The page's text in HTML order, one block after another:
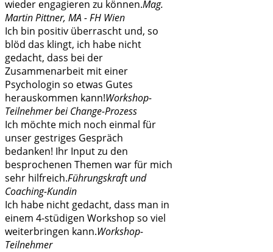
wieder engagieren zu können.Mag.
Martin Pittner, MA - FH Wien
Ich bin positiv überrascht und, so
blöd das klingt, ich habe nicht
gedacht, dass bei der
Zusammenarbeit mit einer
Psychologin so etwas Gutes
herauskommen kann!Workshop-
Teilnehmer bei Change-Prozess
Ich möchte mich noch einmal für
unser gestriges Gespräch
bedanken! Ihr Input zu den
besprochenen Themen war für mich
sehr hilfreich.Führungskraft und
Coaching-Kundin
Ich habe nicht gedacht, dass man in
einem 4-stüdigen Workshop so viel
weiterbringen kann.Workshop-
Teilnehmer